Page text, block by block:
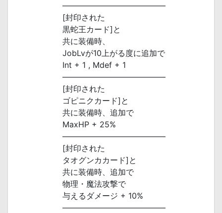
―――――――――――――
[封印された
黒蛇王カード]と
共に装備時、
JobLvが10上がる度に追加で
Int + 1 , Mdef + 1
―――――――――――――
[封印された
ゴピニクカード]と
共に装備時、追加で
MaxHP + 25%
―――――――――――――
[封印された
タオグンカカード]と
共に装備時、追加で
物理・魔法攻撃で
与えるダメージ + 10%
―――――――――――――